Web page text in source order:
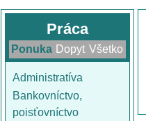
Práca
Ponuka Dopyt Všetko
Administratíva
Bankovníctvo,
poisťovníctvo